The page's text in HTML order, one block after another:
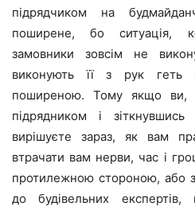
підрядчиком на
поширене, бо ситуація,
замовники зовсім не
виконують її з рук
поширеною. Тому якщо ви,
підрядником і
вирішуєте зараз, як вам
втрачати вам нерви, час і
протилежною стороною, або
до будівельних